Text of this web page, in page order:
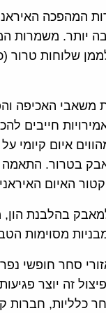
המהפכה
יותר. משמרות
שלוחות טרור
משאבי האכיפה
חייבים
איום קיומי על
בטרור.
האיום
בהלבנת
מסוימות
האמירויות פועלים
זה יוצר
חברות